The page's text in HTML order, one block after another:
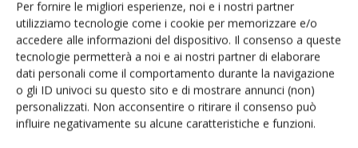
Per fornire le migliori esperienze, noi e i nostri partner
utilizziamo tecnologie come i cookie per memorizzare e/o
accedere alle informazioni del dispositivo. Il consenso a queste
tecnologie permetterà a noi e ai nostri partner di elaborare
dati personali come il comportamento durante la navigazione
o gli ID univoci su questo sito e di mostrare annunci (non)
personalizzati. Non acconsentire o ritirare il consenso può
influire negativamente su alcune caratteristiche e funzioni.
rendere ancora più interessanti le applicazioni industriali di
Android.
Tempi e disponibilità
Gli sviluppatori si trovano ad affrontare in continuazione le
nuove sfide poste da prodotti sempre più complessi. I